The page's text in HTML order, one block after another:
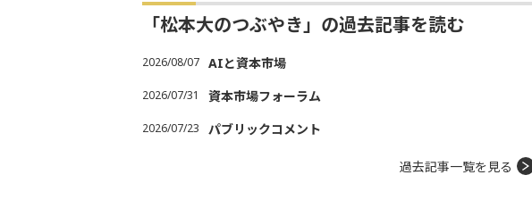
「松本大のつぶやき」の過去記事を読む
2026/08/07 AIと資本市場
2026/07/31 資本市場フォーラム
2026/07/23 パブリックコメント
過去記事一覧を見る